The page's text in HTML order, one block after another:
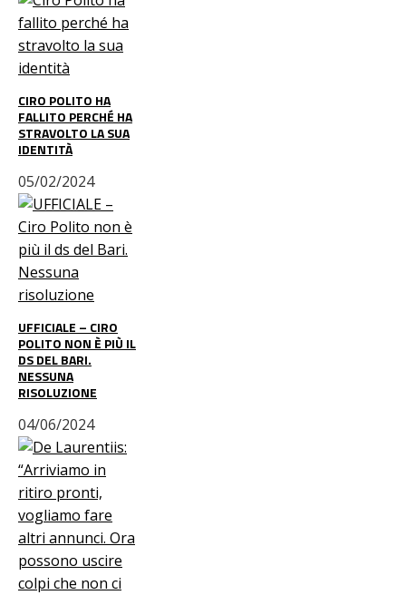
CIRO POLITO HA
FALLITO PERCHÉ HA
STRAVOLTO LA SUA
IDENTITÀ
05/02/2024
UFFICIALE – CIRO
POLITO NON È PIÙ IL
DS DEL BARI.
NESSUNA
RISOLUZIONE
04/06/2024